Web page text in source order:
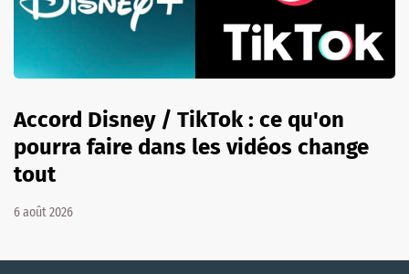
Accord Disney / TikTok : ce qu'on
pourra faire dans les vidéos change
tout
6 août 2026